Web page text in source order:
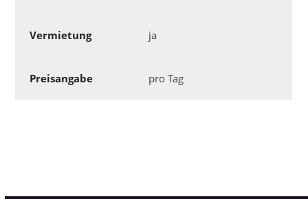
Vermietung ja
Preisangabe pro Tag